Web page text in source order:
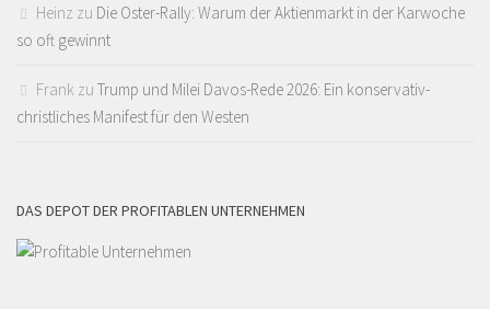
Heinz zu Die Oster-Rally: Warum der Aktienmarkt in der Karwoche
so oft gewinnt
Frank zu Trump und Milei Davos-Rede 2026: Ein konservativ-
christliches Manifest für den Westen
DAS DEPOT DER PROFITABLEN UNTERNEHMEN